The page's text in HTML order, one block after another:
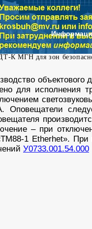
К МГН для зон
для исполнения
Оповещатели
– при
1 Etherhet». При
У0733.001.54.000